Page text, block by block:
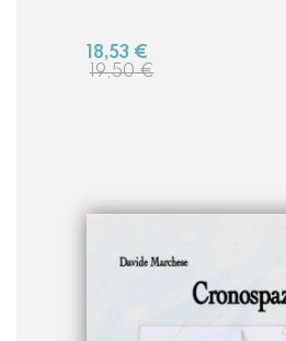
19,50 €
18,53 €